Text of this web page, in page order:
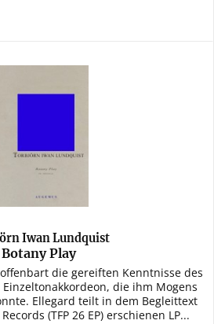
Iwan Lundquist
Botany Play
die gereiften Kenntnisse des
die ihm Mogens
Ellegard teilt in dem Begleittext
(TFP 26 EP) erschienen LP...